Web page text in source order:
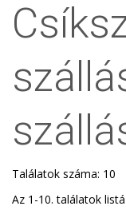
Találatok száma: 10
Az 1-10. találatok